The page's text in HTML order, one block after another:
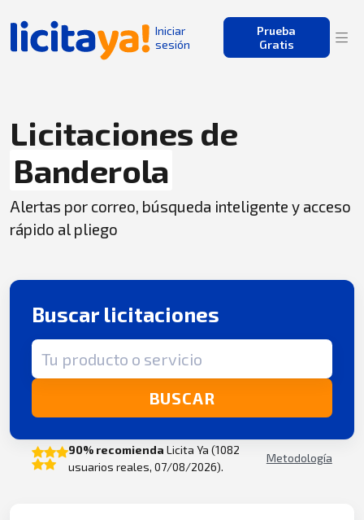
Iniciar
sesión
Prueba
Gratis
Licitaciones de
Banderola
Alertas por correo, búsqueda inteligente y acceso
rápido al pliego
Buscar licitaciones
Término de búsqueda
BUSCAR
90% recomienda Licita Ya (1082
usuarios reales, 07/08/2026).
Metodología